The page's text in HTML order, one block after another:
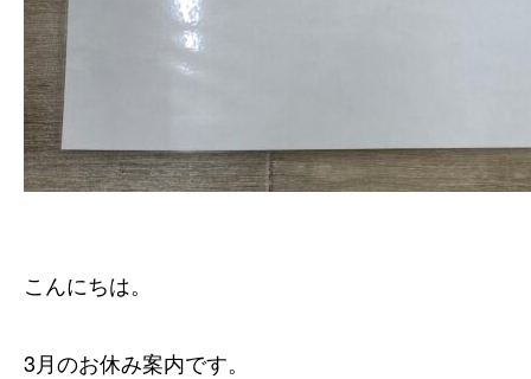
こんにちは。
3月のお休み案内です。